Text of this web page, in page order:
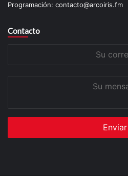
Programación: contacto@arcoiris.fm
Contacto